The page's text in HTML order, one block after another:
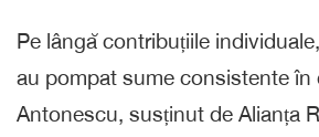
Pe lângă contribuțiile
au pompat sume consistente în
Antonescu, susținut de Alianța